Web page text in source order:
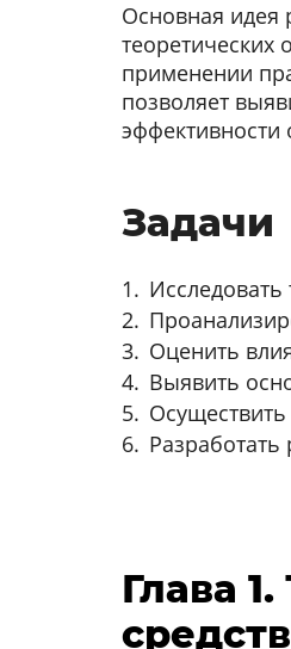
Основная идея
теоретических
применении
позволяет
эффективности
Задачи
Оценить
Выявить
Глава